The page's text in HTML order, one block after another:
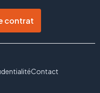
contrat
Contact